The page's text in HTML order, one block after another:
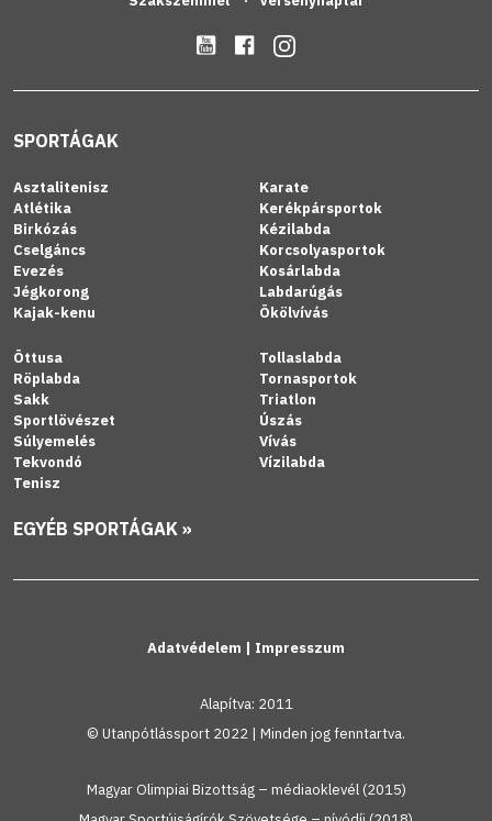
SPORTÁGAK
Asztalitenisz
Atlétika
Birkózás
Cselgáncs
Evezés
Jégkorong
Kajak-kenu
Karate
Kerékpársportok
Kézilabda
Korcsolyasportok
Kosárlabda
Labdarúgás
Ökölvívás
Öttusa
Röplabda
Sakk
Sportlövészet
Súlyemelés
Tekvondó
Tenisz
Tollaslabda
Tornasportok
Triatlon
Úszás
Vívás
Vízilabda
EGYÉB SPORTÁGAK »
Adatvédelem | Impresszum
Alapítva: 2011
© Utanpótlássport 2022 | Minden jog fenntartva.
Magyar Olimpiai Bizottság – médiaoklevél (2015)